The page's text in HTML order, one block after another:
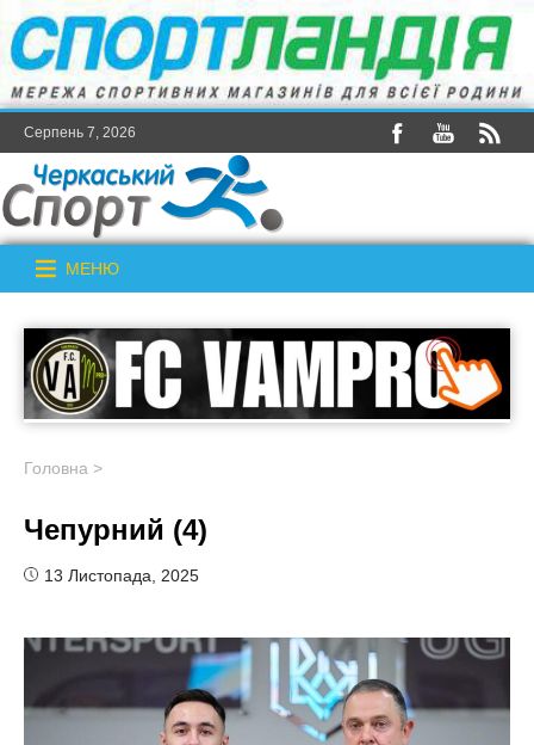
Серпень 7, 2026
МЕНЮ
Головна >
Чепурний (4)
13 Листопада, 2025